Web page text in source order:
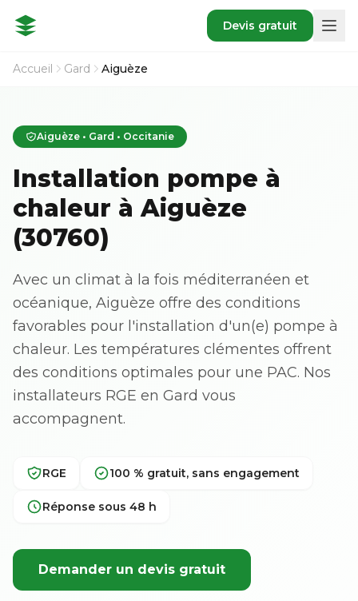
Devis gratuit
Accueil Gard Aiguèze
Aiguèze • Gard • Occitanie
Installation pompe à
chaleur à Aiguèze
(30760)
Avec un climat à la fois méditerranéen et
océanique, Aiguèze offre des conditions
favorables pour l'installation d'un(e) pompe à
chaleur. Les températures clémentes offrent
des conditions optimales pour une PAC. Nos
installateurs RGE en Gard vous
accompagnent.
RGE 100 % gratuit, sans engagement
Réponse sous 48 h
Demander un devis gratuit